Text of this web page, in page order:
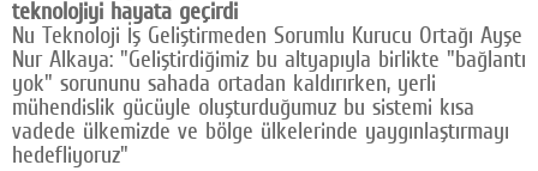
teknolojiyi hayata geçirdi
Nu Teknoloji İş Geliştirmeden Sorumlu Kurucu Ortağı Ayşe
Nur Alkaya: "Geliştirdiğimiz bu altyapıyla birlikte "bağlantı
yok" sorununu sahada ortadan kaldırırken, yerli
mühendislik gücüyle oluşturduğumuz bu sistemi kısa
vadede ülkemizde ve bölge ülkelerinde yaygınlaştırmayı
hedefliyoruz"